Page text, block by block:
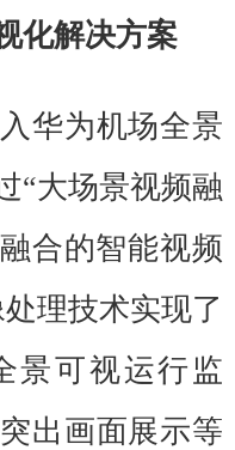
化解决方案
为机场全景
“大场景视频融
合的智能视频
理技术实现了
景可视运行监
出画面展示等